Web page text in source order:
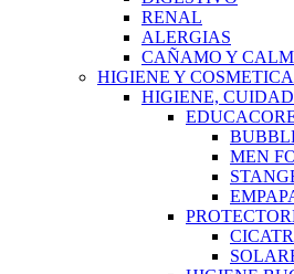
RENAL
ALERGIAS
CAÑAMO Y
HIGIENE Y COSMETICA
HIGIENE,
MEN